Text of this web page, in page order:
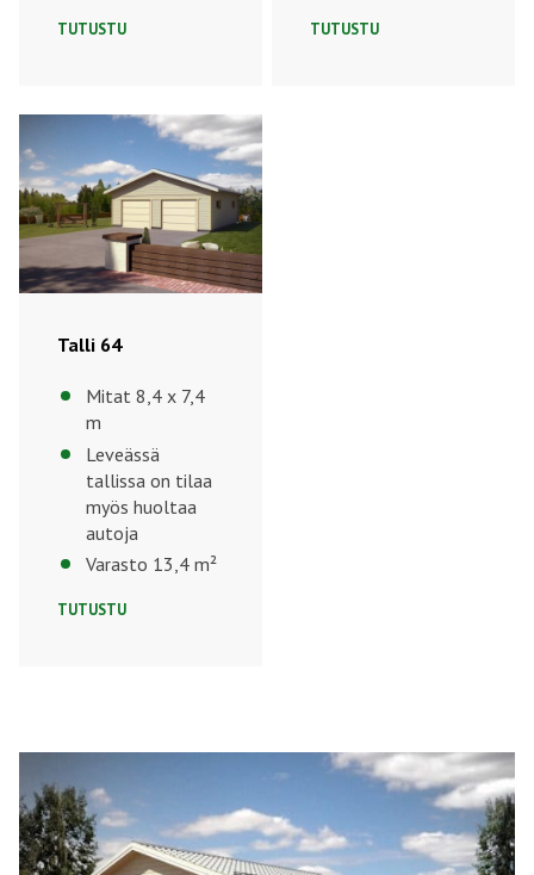
rakennusmääräysten mukainen puolilämmin tila.
Valitse mieleisesi autotalli ja täytä tarjouspyyntö
haluamillasi muokkauksilla!
TUTUSTU TUTUSTU
Talli 64
Mitat 8,4 x 7,4
m
Leveässä
tallissa on tilaa
myös huoltaa
autoja
Varasto 13,4 m²
TUTUSTU